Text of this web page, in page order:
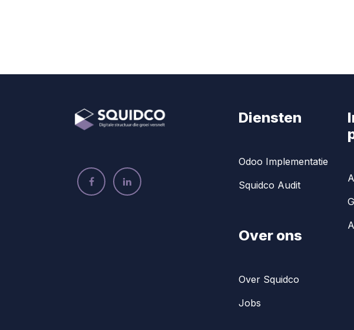
Diensten
Odoo Implementatie
Squidco Audit
Over ons
Over Squidco
Jobs